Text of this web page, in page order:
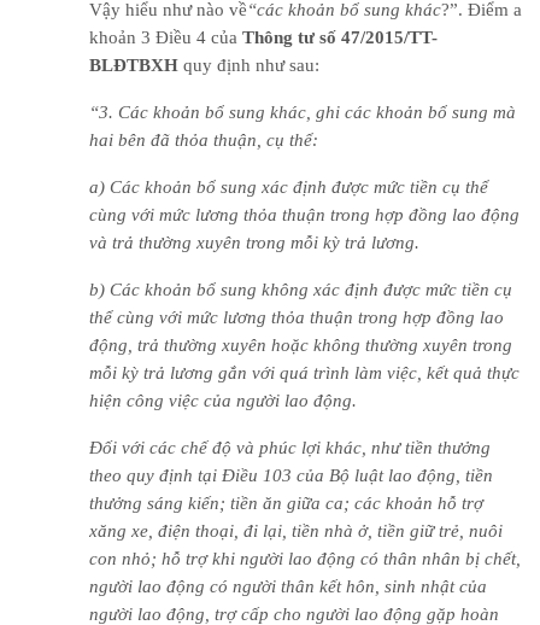
Vậy hiểu như nào về“các khoản bổ sung khác?”. Điểm a
khoản 3 Điều 4 của Thông tư số 47/2015/TT-
BLĐTBXH quy định như sau:
“3. Các khoản bổ sung khác, ghi các khoản bổ sung mà
hai bên đã thỏa thuận, cụ thể:
a) Các khoản bổ sung xác định được mức tiền cụ thể
cùng với mức lương thỏa thuận trong hợp đồng lao động
và trả thường xuyên trong mỗi kỳ trả lương.
b) Các khoản bổ sung không xác định được mức tiền cụ
thể cùng với mức lương thỏa thuận trong hợp đồng lao
động, trả thường xuyên hoặc không thường xuyên trong
mỗi kỳ trả lương gắn với quá trình làm việc, kết quả thực
hiện công việc của người lao động.
Đối với các chế độ và phúc lợi khác, như tiền thưởng
theo quy định tại Điều 103 của Bộ luật lao động, tiền
thưởng sáng kiến; tiền ăn giữa ca; các khoản hỗ trợ
xăng xe, điện thoại, đi lại, tiền nhà ở, tiền giữ trẻ, nuôi
con nhỏ; hỗ trợ khi người lao động có thân nhân bị chết,
người lao động có người thân kết hôn, sinh nhật của
người lao động, trợ cấp cho người lao động gặp hoàn